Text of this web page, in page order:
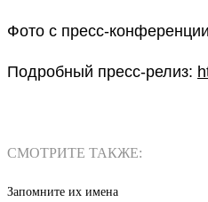
Фото с пресс-
Подробный пресс-релиз:
СМОТРИТЕ ТАКЖЕ:
Запомните их имена